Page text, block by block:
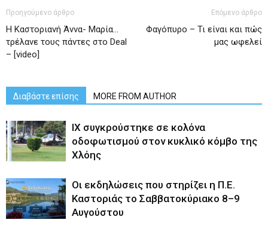
Προηγούμενο άρθρο
Η Καστοριανή Άννα- Μαρία…
τρέλανε τους πάντες στο Deal
– [video]
Επόμενο άρθρο
Φαγόπυρο – Τι είναι και πώς
μας ωφελεί
Διαβάστε επίσης MORE FROM AUTHOR
ΙΧ συγκρούστηκε σε κολόνα
οδοφωτισμού στον κυκλικό κόμβο της
Χλόης
Οι εκδηλώσεις που στηρίζει η Π.Ε.
Καστοριάς το Σαββατοκύριακο 8–9
Αυγούστου